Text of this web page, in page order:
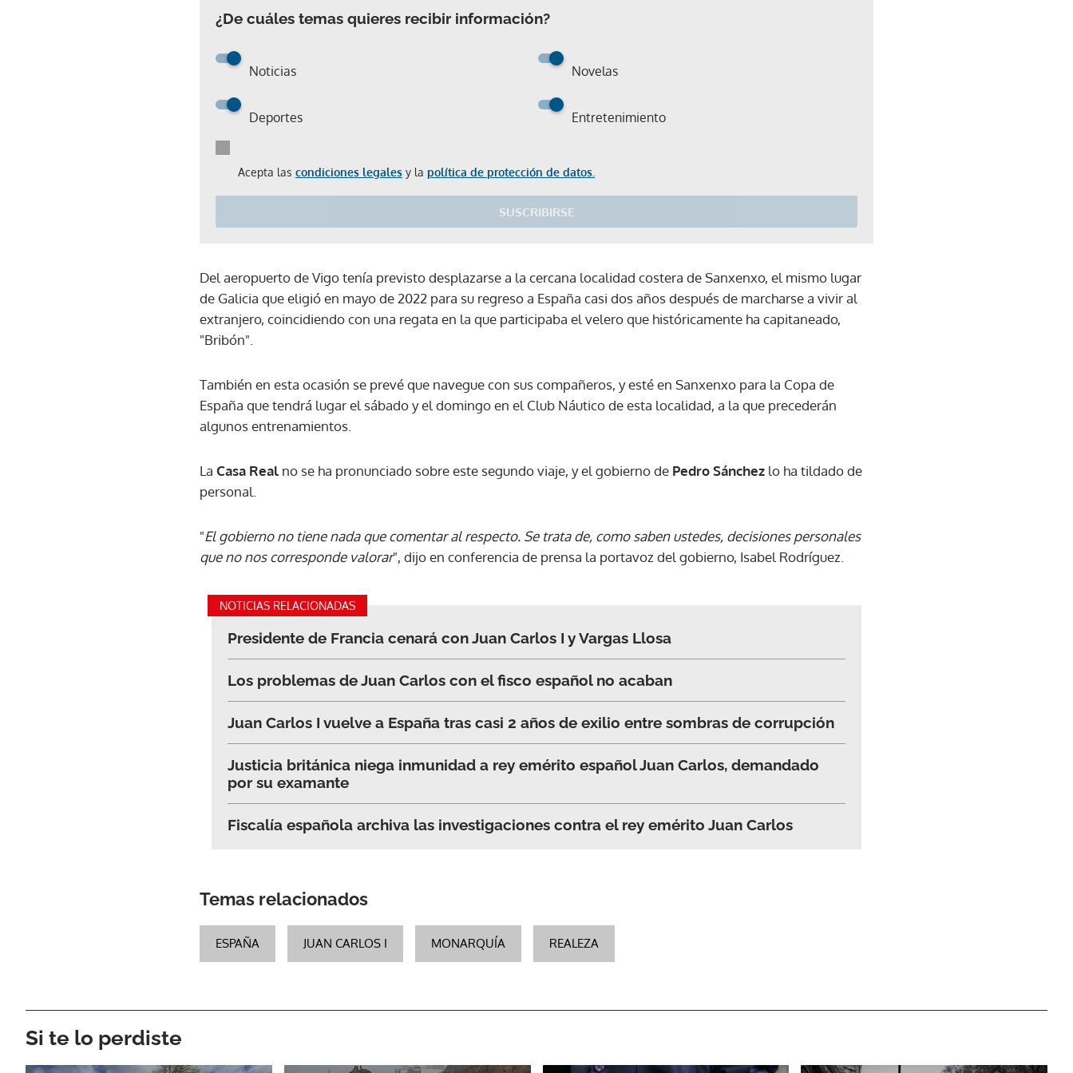
¿De cuáles temas quieres recibir información?
Noticias Novelas
Deportes Entretenimiento
Acepta las condiciones legales y la política de protección de datos.
SUSCRIBIRSE
ACEPTAR
Del aeropuerto de Vigo tenía previsto desplazarse a la cercana localidad costera de Sanxenxo, el mismo lugar
de Galicia que eligió en mayo de 2022 para su regreso a España casi dos años después de marcharse a vivir al
extranjero, coincidiendo con una regata en la que participaba el velero que históricamente ha capitaneado,
"Bribón".
También en esta ocasión se prevé que navegue con sus compañeros, y esté en Sanxenxo para la Copa de
España que tendrá lugar el sábado y el domingo en el Club Náutico de esta localidad, a la que precederán
algunos entrenamientos.
La Casa Real no se ha pronunciado sobre este segundo viaje, y el gobierno de Pedro Sánchez lo ha tildado de
personal.
"El gobierno no tiene nada que comentar al respecto. Se trata de, como saben ustedes, decisiones personales
que no nos corresponde valorar", dijo en conferencia de prensa la portavoz del gobierno, Isabel Rodríguez.
NOTICIAS RELACIONADAS
Presidente de Francia cenará con Juan Carlos I y Vargas Llosa
Los problemas de Juan Carlos con el fisco español no acaban
Juan Carlos I vuelve a España tras casi 2 años de exilio entre sombras de corrupción
Justicia británica niega inmunidad a rey emérito español Juan Carlos, demandado
por su examante
Fiscalía española archiva las investigaciones contra el rey emérito Juan Carlos
Temas relacionados
ESPAÑA JUAN CARLOS I MONARQUÍA REALEZA
Si te lo perdiste